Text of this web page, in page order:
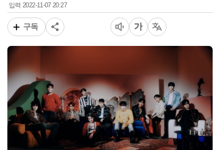
입력2022-11-07 20:27
구독